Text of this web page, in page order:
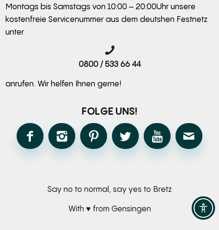
Montags bis Samstags von 10:00 – 20:00Uhr unsere
kostenfreie Servicenummer aus dem deutshen Festnetz
unter
0800 / 533 66 44
anrufen. Wir helfen Ihnen gerne!
FOLGE UNS!
Say no to normal, say yes to Bretz
With ♥ from Gensingen